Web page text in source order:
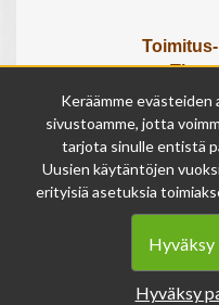
Tilauksen
ma
Keräämme
sivustoamme, jotta
tarjota sinulle entistä
Uusien käytäntöjen
erityisiä asetuksia
joissakin tapauksissa
vaikka olisit kieltänyt
käytetään ainoastaan
Hyväksy